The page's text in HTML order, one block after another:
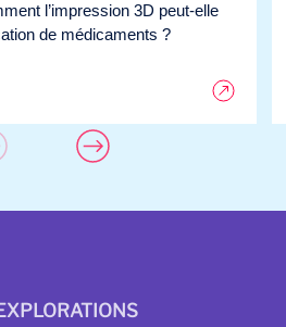
l’impression 3D peut-elle
de médicaments ?